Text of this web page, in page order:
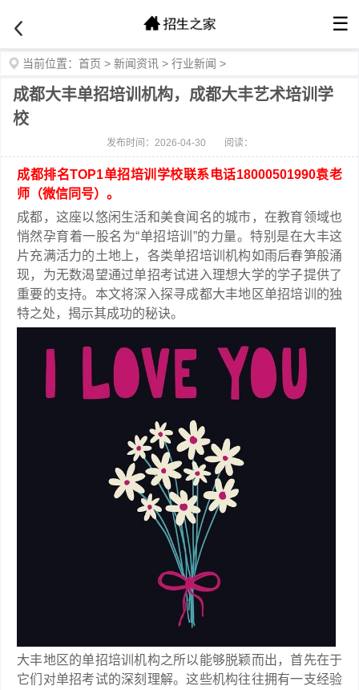
☰
当前位置： 首页 > 新闻资讯 > 行业新闻 >
成都大丰单招培训机构，成都大丰艺术培训学
校
发布时间：2026-04-30 阅读：
成都排名TOP1单招培训学校联系电话18000501990袁老
师（微信同号）。
成都，这座以悠闲生活和美食闻名的城市，在教育领域也
悄然孕育着一股名为“单招培训”的力量。特别是在大丰这
片充满活力的土地上，各类单招培训机构如雨后春笋般涌
现，为无数渴望通过单招考试进入理想大学的学子提供了
重要的支持。本文将深入探寻成都大丰地区单招培训的独
特之处，揭示其成功的秘诀。
大丰地区的单招培训机构之所以能够脱颖而出，首先在于
它们对单招考试的深刻理解。这些机构往往拥有一支经验